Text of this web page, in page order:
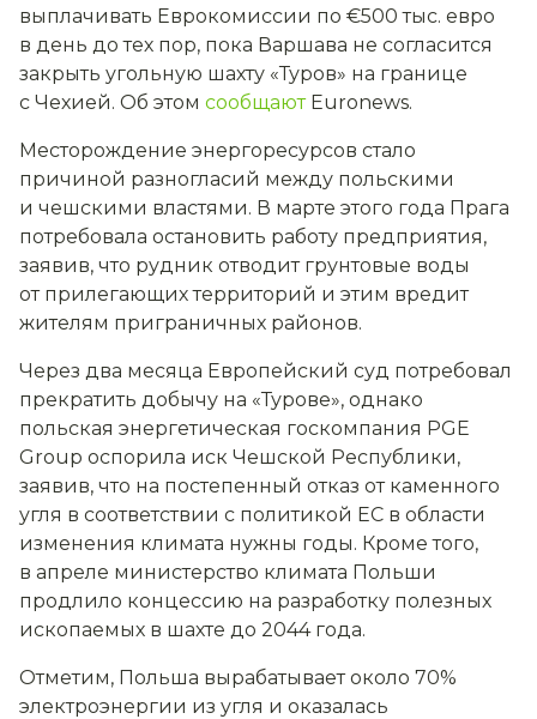
выплачивать Еврокомиссии по €500 тыс. евро
в день до тех пор, пока Варшава не согласится
закрыть угольную шахту «Туров» на границе
с Чехией. Об этом сообщаютEuronews.
Месторождение энергоресурсов стало
причиной разногласий между польскими
и чешскими властями. В марте этого года Прага
потребовала остановить работу предприятия,
заявив, что рудник отводит грунтовые воды
от прилегающих территорий и этим вредит
жителям приграничных районов.
Через два месяца Европейский суд потребовал
прекратить добычу на «Турове», однако
польская энергетическая госкомпания PGE
Group оспорила иск Чешской Республики,
заявив, что на постепенный отказ от каменного
угля в соответствии с политикой ЕС в области
изменения климата нужны годы. Кроме того,
в апреле министерство климата Польши
продлило концессию на разработку полезных
ископаемых в шахте до 2044 года.
Отметим, Польша вырабатывает около 70%
электроэнергии из угля и оказалась